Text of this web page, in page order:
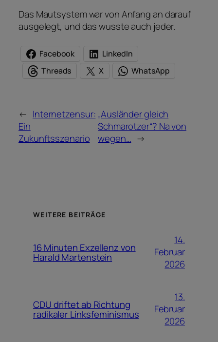
Das Mautsystem war von Anfang an darauf
ausgelegt, und das wusste auch jeder.
Facebook
LinkedIn
Threads
X WhatsApp
← Internetzensur:
Ein
Zukunftsszenario
„Ausländer gleich
Schmarotzer“? Na von
wegen… →
WEITERE BEITRÄGE
16 Minuten Exzellenz von
Harald Martenstein
14.
Februar
2026
CDU driftet ab Richtung
radikaler Linksfeminismus
13.
Februar
2026